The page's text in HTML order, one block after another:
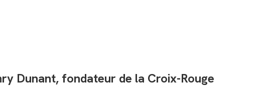
Dunant, fondateur de la Croix-Rouge